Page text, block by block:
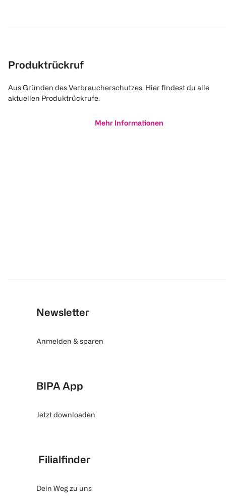
Produktrückruf
Aus Gründen des Verbraucherschutzes. Hier findest du alle
aktuellen Produktrückrufe.
Mehr Informationen
Newsletter
Anmelden & sparen
BIPA App
Jetzt downloaden
Filialfinder
Dein Weg zu uns